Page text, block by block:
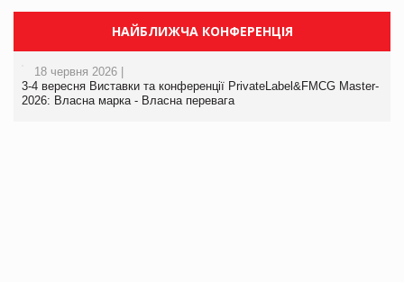
НАЙБЛИЖЧА КОНФЕРЕНЦІЯ
18 червня 2026 |
3-4 вересня Виставки та конференції PrivateLabel&FMCG Master-
2026: Власна марка - Власна перевага